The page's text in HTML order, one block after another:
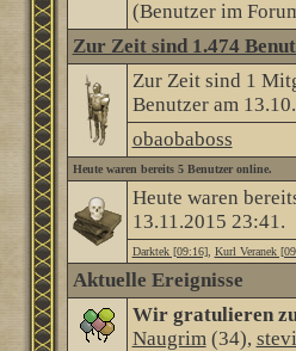
(Benutzer im
Zur Zeit sind 1.474
Zur Zeit sind 1
Benutzer am
obaobaboss
Heute waren bereits 5 Benutzer online.
Heute waren
13.11.2015 23:41.
Darktek [09:16], Kurl Veranek
Aktuelle Ereignisse
Wir gratulieren
Naugrim(34),